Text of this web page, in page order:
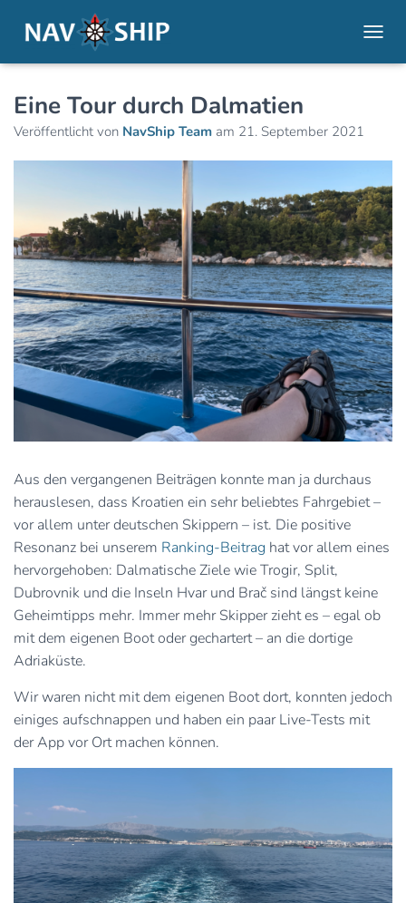
Eine Tour durch Dalmatien
Veröffentlicht von NavShip Team am 21. September 2021
Aus den vergangenen Beiträgen konnte man ja durchaus
herauslesen, dass Kroatien ein sehr beliebtes Fahrgebiet –
vor allem unter deutschen Skippern – ist. Die positive
Resonanz bei unserem Ranking-Beitrag hat vor allem eines
hervorgehoben: Dalmatische Ziele wie Trogir, Split,
Dubrovnik und die Inseln Hvar und Brač sind längst keine
Geheimtipps mehr. Immer mehr Skipper zieht es – egal ob
mit dem eigenen Boot oder gechartert – an die dortige
Adriaküste.
Wir waren nicht mit dem eigenen Boot dort, konnten jedoch
einiges aufschnappen und haben ein paar Live-Tests mit
der App vor Ort machen können.